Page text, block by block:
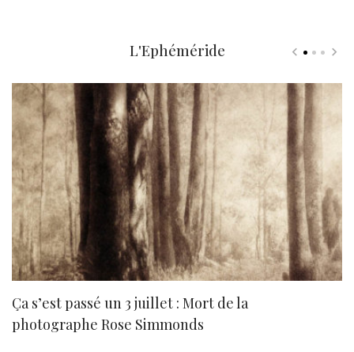
L'Ephéméride
Ça s’est passé un 3 juillet : Mort de la
photographe Rose Simmonds